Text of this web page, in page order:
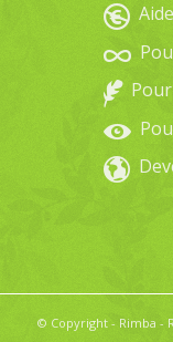
© Copyright - Rimba -